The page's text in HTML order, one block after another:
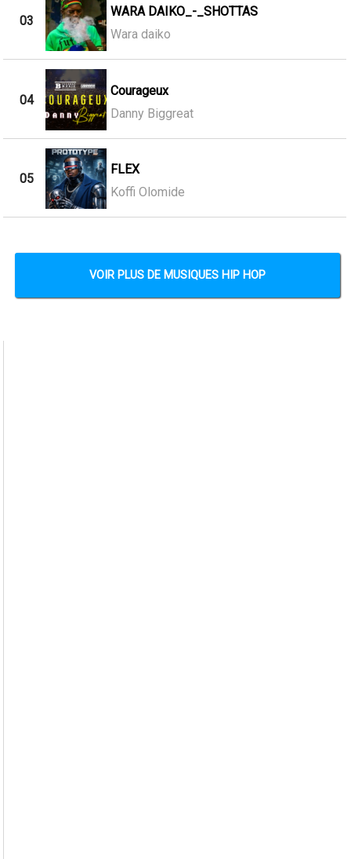
03
WARA DAIKO_-_SHOTTAS
Wara daiko
04
Courageux
Danny Biggreat
05
FLEX
Koffi Olomide
VOIR PLUS DE MUSIQUES HIP HOP